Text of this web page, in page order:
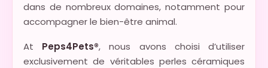
dans de nombreux domaines, notamment pour
accompagner le bien-être animal.
At Peps4Pets®, nous avons choisi d’utiliser
exclusivement de véritables perles céramiques